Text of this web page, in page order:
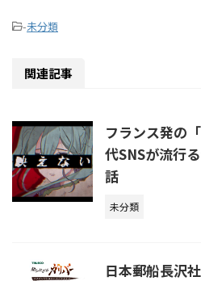
-未分類
関連記事
フランス発の
代SNSが流行
話
未分類
日本郵船長沢